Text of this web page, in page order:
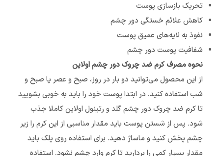
تحریک بازسازی پوست
کاهش علائم خستگی دور چشم
نفوذ به لایه‌های عمیق پوست
شفافیت پوست دور چشم
نحوه مصرف کرم ضد چروک دور چشم اولاین
از این محصول می‌توانید دو بار در روز، صبح و عصر یا صبح و
شب استفاده کنید. در ابتدا پوست خود را باید به خوبی بشویید
تا کرم ضد چروک دور چشم گلد و رتینول اولاین کاملا جذب
شود. پس از شستن پوست باید مقدار مناسبی از این کرم را زیر
چشم پخش کنید و ماساژ دهید. برای استفاده روی پلک باید
مقدار بسیار کمی را بردارید تا کرم وارد چشم نشود. استفاده